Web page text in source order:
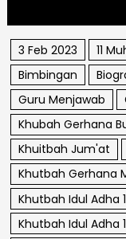
3 Feb 2023 11
Bimbingan
Guru Menjawab
Khubah Gerhana
Khuitbah Jum'at
Khutbah Gerhana
Khutbah Idul Adha
Khutbah Idul Adha